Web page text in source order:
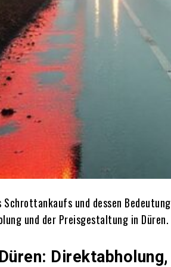
und dessen
und der Preisgestaltung in